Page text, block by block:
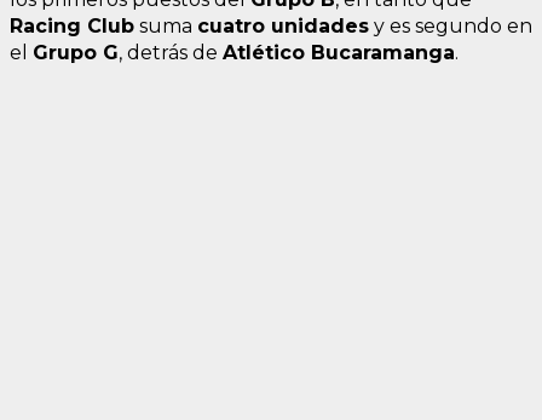
Racing Club suma cuatro unidades y es segundo en
el Grupo G, detrás de Atlético Bucaramanga.